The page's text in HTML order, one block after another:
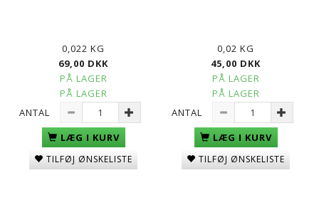
0,022 KG
69,00 DKK
PÅ LAGER
PÅ LAGER
ANTAL
LÆG I KURV
TILFØJ ØNSKELISTE
0,02 KG
45,00 DKK
PÅ LAGER
PÅ LAGER
ANTAL
LÆG I KURV
TILFØJ ØNSKELISTE